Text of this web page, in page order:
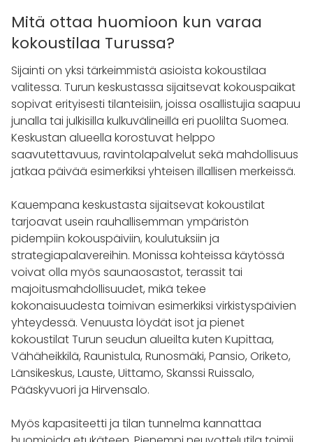
Mitä ottaa huomioon kun varaa
kokoustilaa Turussa?
Sijainti on yksi tärkeimmistä asioista kokoustilaa
valitessa. Turun keskustassa sijaitsevat kokouspaikat
sopivat erityisesti tilanteisiin, joissa osallistujia saapuu
junalla tai julkisilla kulkuvälineillä eri puolilta Suomea.
Keskustan alueella korostuvat helppo
saavutettavuus, ravintolapalvelut sekä mahdollisuus
jatkaa päivää esimerkiksi yhteisen illallisen merkeissä.
Kauempana keskustasta sijaitsevat kokoustilat
tarjoavat usein rauhallisemman ympäristön
pidempiin kokouspäiviin, koulutuksiin ja
strategiapalavereihin. Monissa kohteissa käytössä
voivat olla myös saunaosastot, terassit tai
majoitusmahdollisuudet, mikä tekee
kokonaisuudesta toimivan esimerkiksi virkistyspäivien
yhteydessä. Venuusta löydät isot ja pienet
kokoustilat Turun seudun alueilta kuten Kupittaa,
Vähäheikkilä, Raunistula, Runosmäki, Pansio, Oriketo,
Länsikeskus, Lauste, Uittamo, Skanssi Ruissalo,
Pääskyvuori ja Hirvensalo.
Myös kapasiteetti ja tilan tunnelma kannattaa